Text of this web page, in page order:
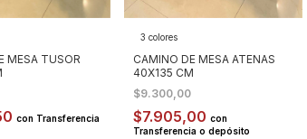
MESA TUSOR
con Transferencia
3 colores
CAMINO DE MESA ATENAS
40X135 CM
$9.300,00
$7.905,00con
Transferencia o depósito